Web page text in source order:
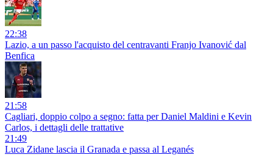
22:38
Lazio, a un passo l'acquisto del centravanti Franjo Ivanović dal
Benfica
21:58
Cagliari, doppio colpo a segno: fatta per Daniel Maldini e Kevin
Carlos, i dettagli delle trattative
21:49
Luca Zidane lascia il Granada e passa al Leganés